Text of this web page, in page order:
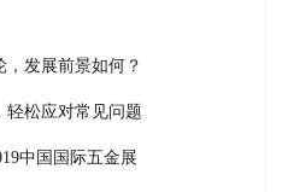
发展前景如何？
轻松应对常见问题​
中国国际五金展